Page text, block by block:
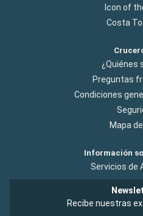
Icon of
Costa
¿Quiénes
Preguntas
Condiciones
Mapa
Información
Servicios de
Recibe nuestras